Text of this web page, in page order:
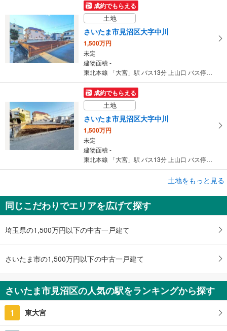
成約でもらえる
土地
さいたま市見沼区大字中川
1,500万円
未定
建物面積 -
東北本線 「大宮」駅 バス13分 上山口 バス停下車 徒歩5分
成約でもらえる
土地
さいたま市見沼区大字中川
1,500万円
未定
建物面積 -
東北本線 「大宮」駅 バス13分 上山口 バス停下車 徒歩5分
さいたま市見沼区大字中川
1,500万円
未定
建物面積 -
土地をもっと見る
同じこだわりでエリアを広げて探す
埼玉県の1,500万円以下の中古一戸建て
さいたま市の1,500万円以下の中古一戸建て
さいたま市見沼区の人気の駅をランキングから探す
1 東大宮